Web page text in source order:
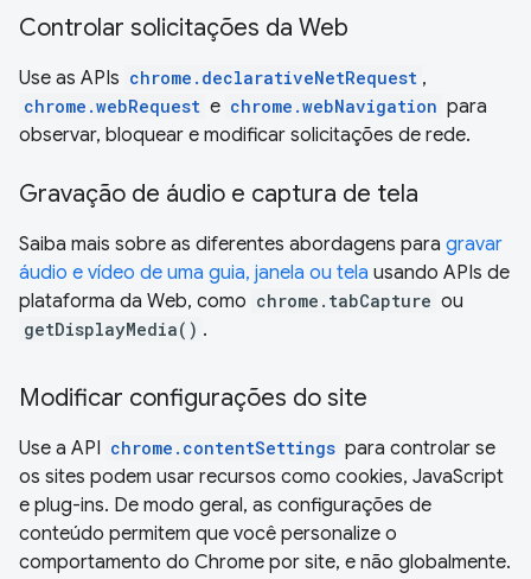
Controlar solicitações da Web
Use as APIs chrome.declarativeNetRequest ,
chrome.webRequest e chrome.webNavigation para
observar, bloquear e modificar solicitações de rede.
Gravação de áudio e captura de tela
Saiba mais sobre as diferentes abordagens para gravar
áudio e vídeo de uma guia, janela ou tela usando APIs de
plataforma da Web, como chrome.tabCapture ou
getDisplayMedia() .
Modificar configurações do site
Use a API chrome.contentSettings para controlar se
os sites podem usar recursos como cookies, JavaScript
e plug-ins. De modo geral, as configurações de
conteúdo permitem que você personalize o
comportamento do Chrome por site, e não globalmente.